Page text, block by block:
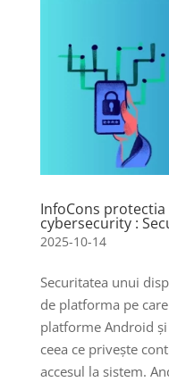
InfoCons
cybersecurity :
2025-10-14
Securitatea unui
de platforma pe
platforme Android
ceea ce privește
accesul la sistem.